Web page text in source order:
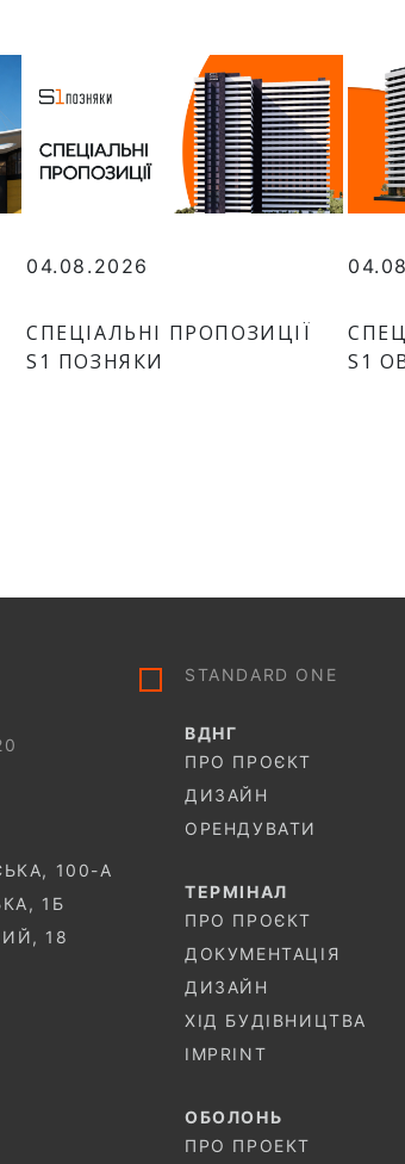
04.08.2026
СПЕЦІАЛЬНІ ПРОПОЗИЦІЇ
S1 ПОЗНЯКИ
S1
100-A
1Б
18
STANDARD ONE
ВДНГ
ПРО ПРОЄКТ
ДИЗАЙН
ОРЕНДУВАТИ
ТЕРМIНАЛ
ПРО ПРОЄКТ
ДОКУМЕНТАЦІЯ
ДИЗАЙН
ХІД БУДІВНИЦТВА
IMPRINT
ОБОЛОНЬ
ПРО ПРОЕКТ